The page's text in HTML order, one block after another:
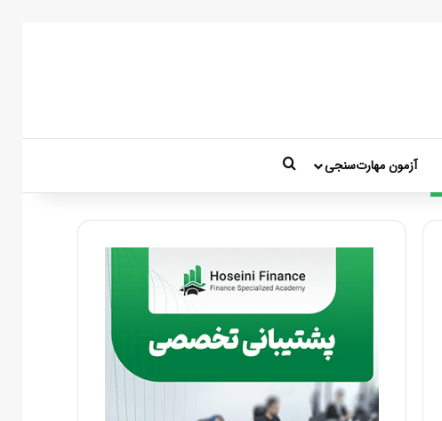
آزمون مهارت‌سنجی